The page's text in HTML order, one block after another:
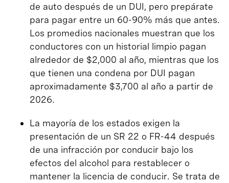
de auto después de un DUI, pero prepárate
para pagar entre un 60-90% más que antes.
Los promedios nacionales muestran que los
conductores con un historial limpio pagan
alrededor de $2,000 al año, mientras que los
que tienen una condena por DUI pagan
aproximadamente $3,700 al año a partir de
2026.
La mayoría de los estados exigen la
presentación de un SR 22 o FR-44 después
de una infracción por conducir bajo los
efectos del alcohol para restablecer o
mantener la licencia de conducir. Se trata de